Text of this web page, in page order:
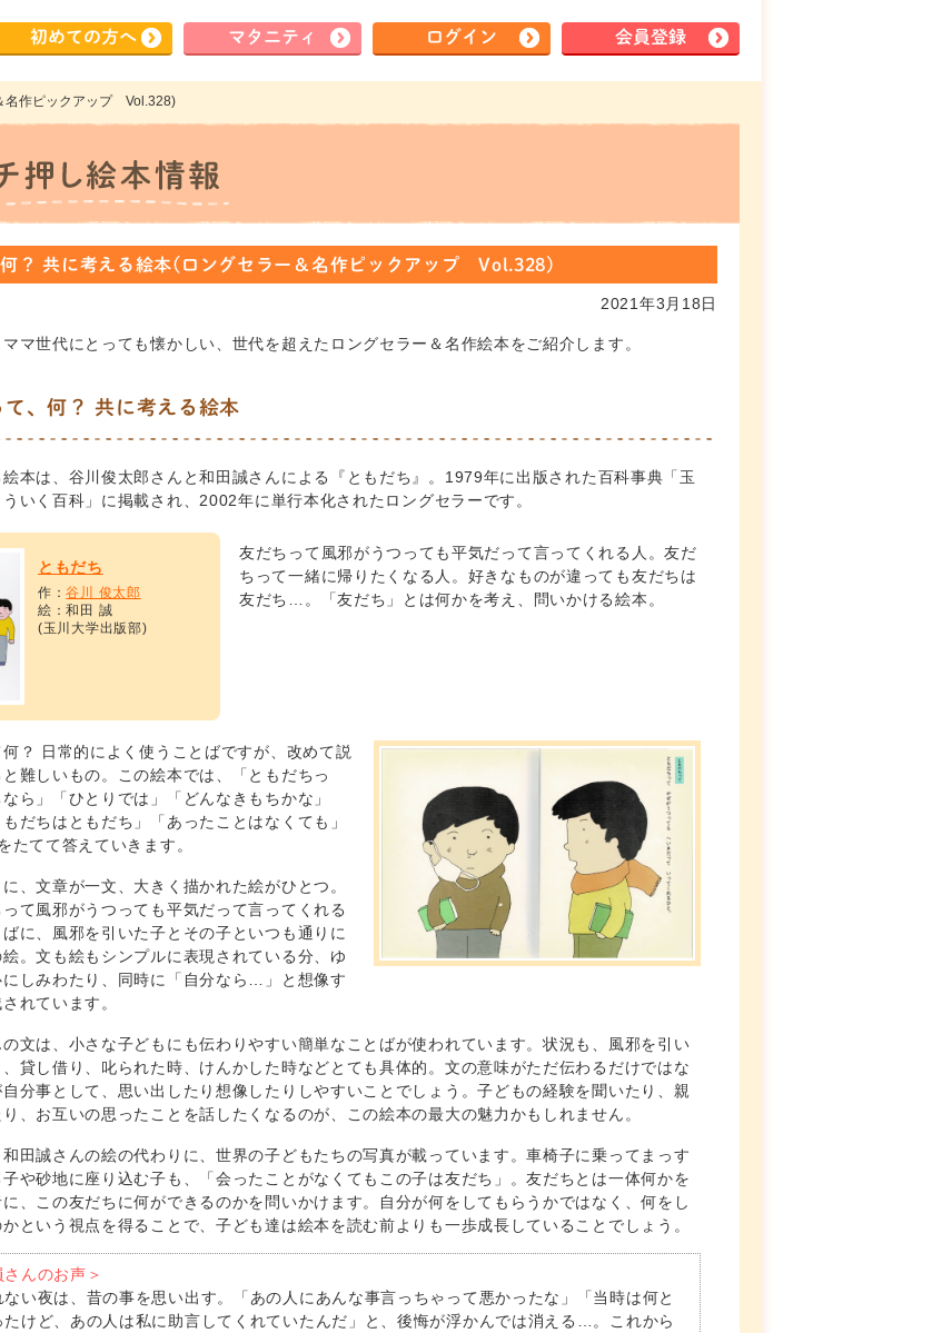
初めての方へ マタ ニティ ログイン 会員登録
名作ピックアップ Vol.328)
？ 共に考える絵本(ロングセラー＆名作ピックアップ Vol.328)
2021年3月18日
マ世代にとっても懐かしい、世代を超えたロングセラー＆名作絵本をご紹介します。
て、何？ 共に考える絵本
本は、谷川俊太郎さんと和田誠さんによる『ともだち』。1979年に出版された百科事典「玉
いく百科」に掲載され、2002年に単行本化されたロングセラーです。
ともだち
作：谷川 俊太郎
絵：和田 誠
(玉川大学出版部)
友だちって風邪がうつっても平気だって言ってくれる人。友だ
ちって一緒に帰りたくなる人。好きなものが違っても友だちは
友だち…。「友だち」とは何かを考え、問いかける絵本。
何？ 日常的によく使うことばですが、改めて説
難しいもの。この絵本では、「ともだちっ
ら」「ひとりでは」「どんなきもちかな」
もだちはともだち」「あったことはなくても」
たてて答えていきます。
、文章が一文、大きく描かれた絵がひとつ。
て風邪がうつっても平気だって言ってくれる
に、風邪を引いた子とその子といつも通りに
。文も絵もシンプルに表現されている分、ゆ
にしみわたり、同時に「自分なら…」と想像す
れています。
文は、小さな子どもにも伝わりやすい簡単なことばが使われています。状況も、風邪を引い
貸し借り、叱られた時、けんかした時などとても具体的。文の意味がただ伝わるだけではな
自分事として、思い出したり想像したりしやすいことでしょう。子どもの経験を聞いたり、親
、お互いの思ったことを話したくなるのが、この絵本の最大の魅力かもしれません。
田誠さんの絵の代わりに、世界の子どもたちの写真が載っています。車椅子に乗ってまっす
子や砂地に座り込む子も、「会ったことがなくてもこの子は友だち」。友だちとは一体何かを
、この友だちに何ができるのかを問いかけます。自分が何をしてもらうかではなく、何をし
という視点を得ることで、子ども達は絵本を読む前よりも一歩成長していることでしょう。
んのお声＞
ない夜は、昔の事を思い出す。「あの人にあんな事言っちゃって悪かったな」「当時は何と
たけど、あの人は私に助言してくれていたんだ」と、後悔が浮かんでは消える…。これから